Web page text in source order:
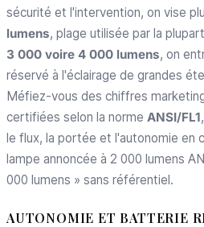
sécurité et l'intervention, on vise
lumens, plage utilisée par la
3 000 voire 4 000 lumens, on
réservé à l'éclairage de grandes
Méfiez-vous des chiffres
certifiées selon la norme ANSI/FL1
le flux, la portée et l'autonomie en
lampe annoncée à 2 000 lumens
000 lumens » sans référentiel.
AUTONOMIE ET BATTERIE